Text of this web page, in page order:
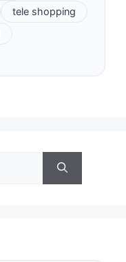
tele shopping